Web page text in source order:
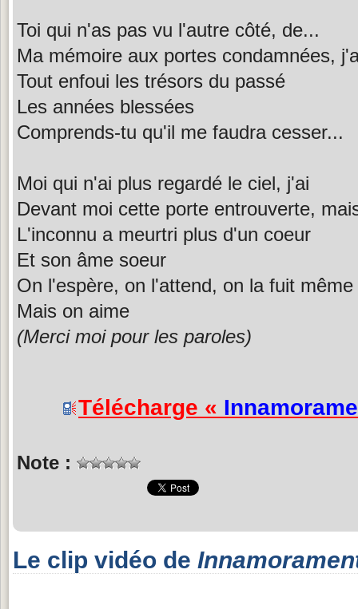
Toi qui n'as pas vu l'autre côté, de...
Ma mémoire aux portes condamnées,
Tout enfoui les trésors du passé
Les années blessées
Comprends-tu qu'il me faudra cesser...
Moi qui n'ai plus regardé le ciel, j'ai
Devant moi cette porte entrouverte,
L'inconnu a meurtri plus d'un coeur
Et son âme soeur
On l'espère, on l'attend, on la fuit même
Mais on aime
(Merci moi pour les paroles)
Télécharge «
Note :
Le clip vidéo de